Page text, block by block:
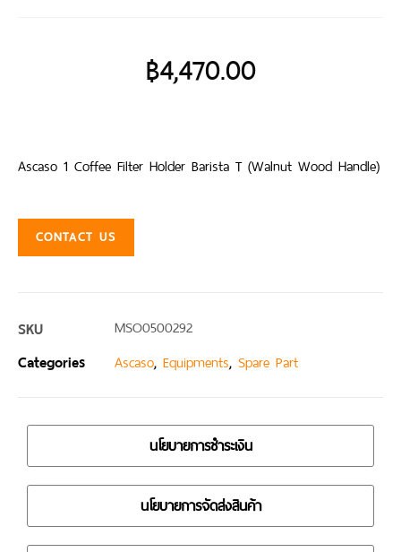
฿4,470.00
Ascaso 1 Coffee Filter Holder Barista T (Walnut Wood Handle)
CONTACT US
SKU MSO0500292
Categories Ascaso, Equipments, Spare Part
นโยบายการชำระเงิน
นโยบายการจัดส่งสินค้า